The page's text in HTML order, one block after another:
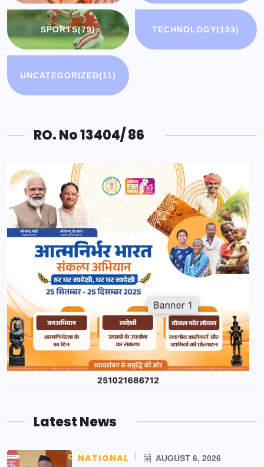
SPORTS(79) TECHNOLOGY(193)
UNCATEGORIZED(11)
RO. No 13404/ 86
Latest News
NATIONAL AUGUST 6, 2026